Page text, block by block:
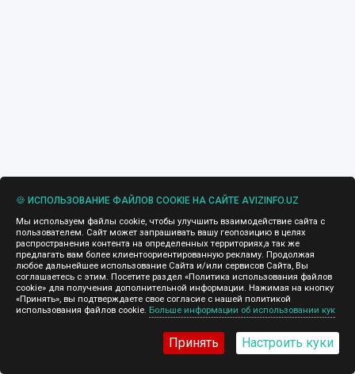
🍪 ИСПОЛЬЗОВАНИЕ ФАЙЛОВ COOKIE НА САЙТЕ AVIZINFO.UZ
Мы используем файлы cookie, чтобы улучшить взаимодействие сайта с
пользователем. Сайт может запрашивать вашу геопозицию в целях
распространения контента на определенных территориях,а так же
предлагать вам более клиентоориентированную рекламу. Продолжая
любое дальнейшее использование Сайта и/или сервисов Сайта, Вы
соглашаетесь с этим. Посетите раздел «Политика использования файлов
cookie» для получения дополнительной информации. Нажимая на кнопку
«Принять», вы подтверждаете свое согласие с нашей политикой
использования файлов cookie. Больше информации об использовании кук
Принять Настроить куки